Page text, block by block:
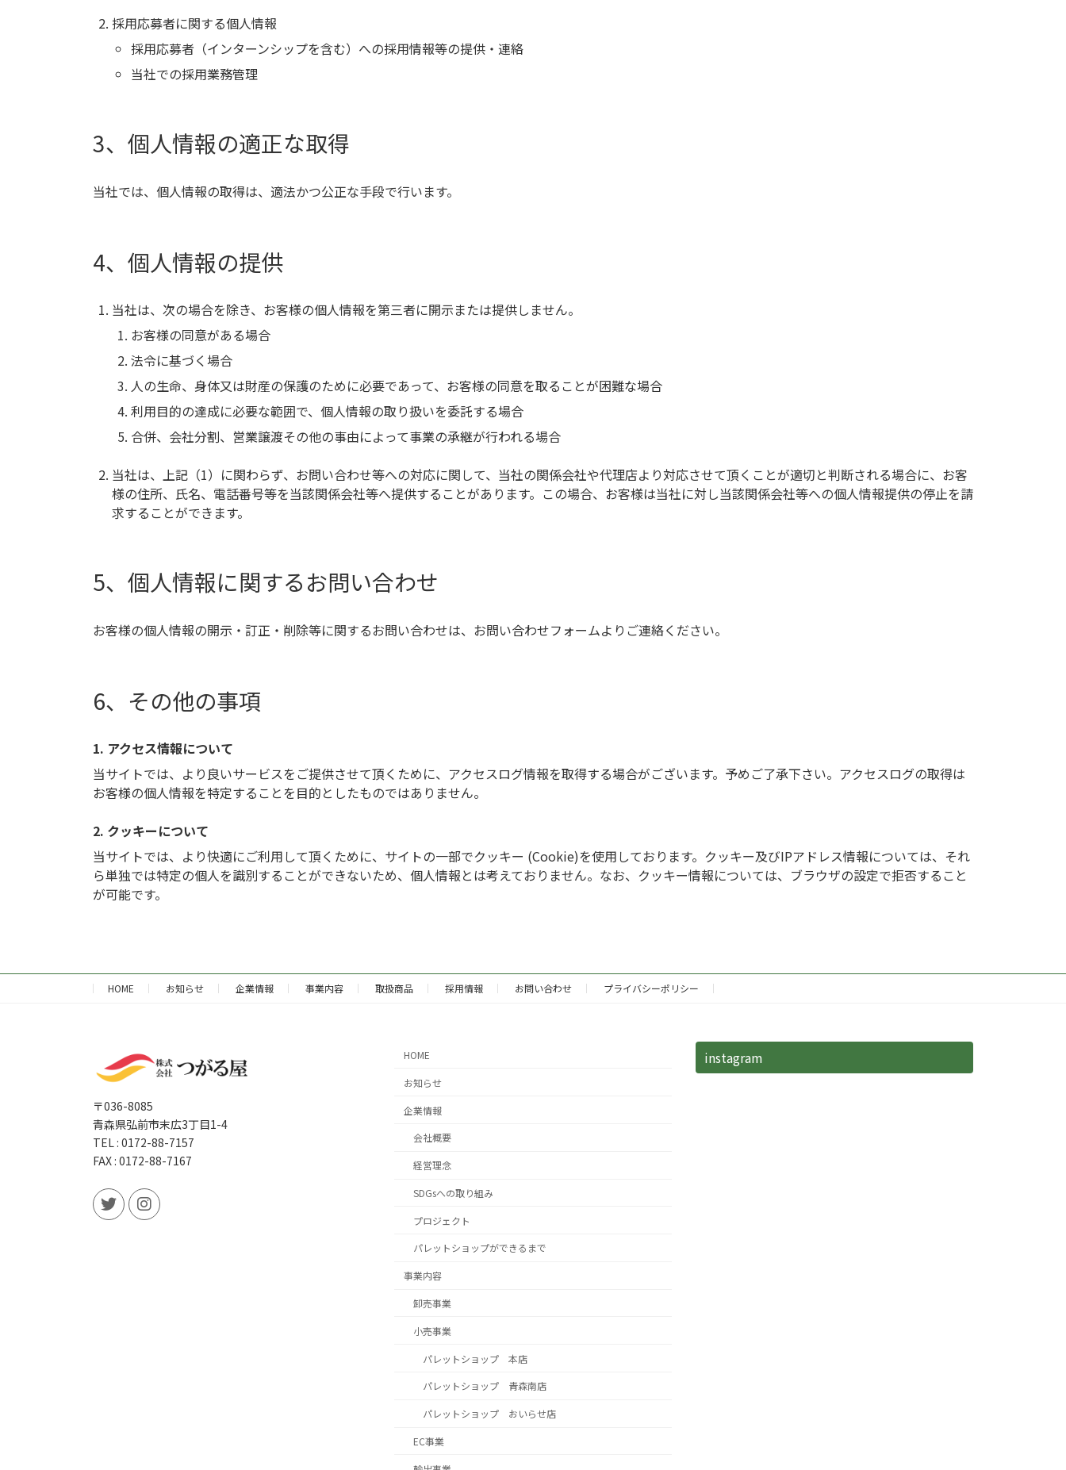
採用応募者に関する個人情報
採用応募者（インターンシップを含む）への採用情報等の提供・連絡
当社での採用業務管理
3、個人情報の適正な取得
当社では、個人情報の取得は、適法かつ公正な手段で行います。
4、個人情報の提供
当社は、次の場合を除き、お客様の個人情報を第三者に開示または提供しません。
お客様の同意がある場合
法令に基づく場合
人の生命、身体又は財産の保護のために必要であって、お客様の同意を取ることが困難な場合
利用目的の達成に必要な範囲で、個人情報の取り扱いを委託する場合
合併、会社分割、営業譲渡その他の事由によって事業の承継が行われる場合
当社は、上記（1）に関わらず、お問い合わせ等への対応に関して、当社の関係会社や代理店より対応させて頂くことが適切と判断される場合に、お客
様の住所、氏名、電話番号等を当該関係会社等へ提供することがあります。この場合、お客様は当社に対し当該関係会社等への個人情報提供の停止を請
求することができます。
5、個人情報に関するお問い合わせ
お客様の個人情報の開示・訂正・削除等に関するお問い合わせは、お問い合わせフォームよりご連絡ください。
6、その他の事項
1. アクセス情報について
当サイトでは、より良いサービスをご提供させて頂くために、アクセスログ情報を取得する場合がございます。予めご了承下さい。アクセスログの取得は
お客様の個人情報を特定することを目的としたものではありません。
2. クッキーについて
当サイトでは、より快適にご利用して頂くために、サイトの一部でクッキー (Cookie)を使用しております。クッキー及びIPアドレス情報については、それ
ら単独では特定の個人を識別することができないため、個人情報とは考えておりません。なお、クッキー情報については、ブラウザの設定で拒否すること
が可能です。
HOME お知らせ 企業情報 事業内容 取扱商品 採用情報 お問い合わせ プライバシーポリシー
〒036-8085
青森県弘前市末広3丁目1-4
TEL : 0172-88-7157
FAX : 0172-88-7167
HOME
お知らせ
企業情報
会社概要
経営理念
SDGsへの取り組み
プロジェクト
パレットショップができるまで
事業内容
卸売事業
小売事業
パレットショップ 本店
パレットショップ 青森南店
パレットショップ おいらせ店
EC事業
instagram